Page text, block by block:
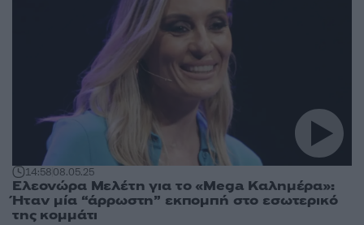
14:5808.05.25
Ελεονώρα Μελέτη για το «Mega Καλημέρα»:
Ήταν μία “άρρωστη” εκπομπή στο εσωτερικό
της κομμάτι